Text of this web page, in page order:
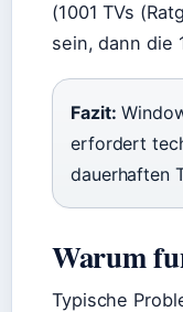
(1001 TVs
sein, dann die
Fazit:
erfordert
dauerhaften
Warum
Typische